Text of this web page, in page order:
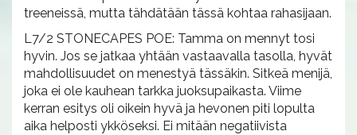
treeneissä, mutta tähdätään tässä kohtaa rahasijaan.
L7/2 STONECAPES POE: Tamma on mennyt tosi
hyvin. Jos se jatkaa yhtään vastaavalla tasolla, hyvät
mahdollisuudet on menestyä tässäkin. Sitkeä menijä,
joka ei ole kauhean tarkka juoksupaikasta. Viime
kerran esitys oli oikein hyvä ja hevonen piti lopulta
aika helposti ykköseksi. Ei mitään negatiivista